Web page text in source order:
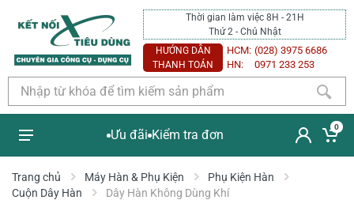
Thời gian làm việc 8H - 21H
Thứ 2 - Chủ Nhật
HƯỚNG DẪN
THANH TOÁN
HCM: (028) 3975 6686
HN:
0971 233 253
Ưu đãi Kiểm tra đơn
0
Trang chủ Máy Hàn & Phụ Kiện
Phụ Kiện Hàn
Cuộn Dây Hàn
Dây Hàn Không Dùng Khí